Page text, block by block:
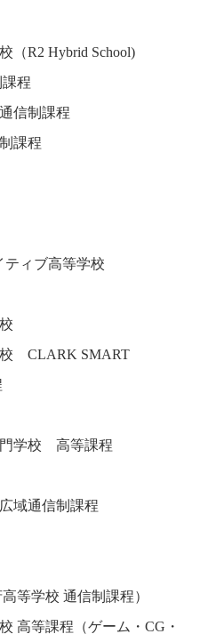
（R2 Hybrid School)
程
信制課程
課程
ィブ高等学校
校 CLARK SMART
門学校 高等課程
域通信制課程
等学校 通信制課程）
高等課程（ゲーム・CG・